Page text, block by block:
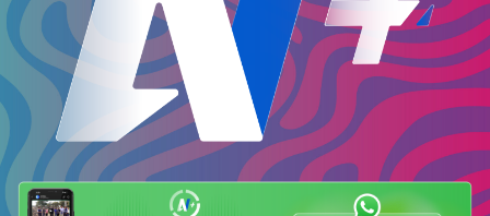
AN Más
Más cerca de ti